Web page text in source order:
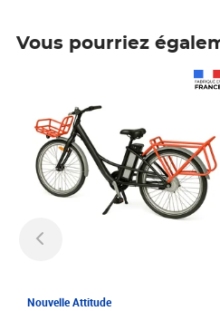
Vous pourriez
Nouvelle Attitude